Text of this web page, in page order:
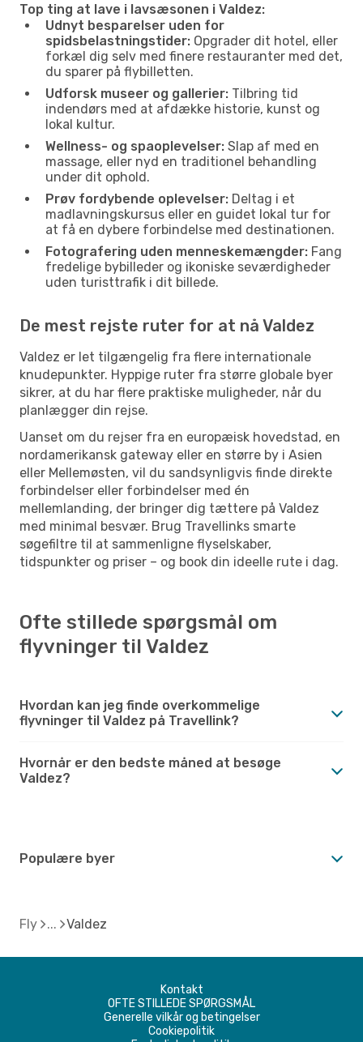
Top ting at lave i lavsæsonen i Valdez:
Udnyt besparelser uden for
spidsbelastningstider: Opgrader dit hotel, eller
forkæl dig selv med finere restauranter med det,
du sparer på flybilletten.
Udforsk museer og gallerier: Tilbring tid
indendørs med at afdække historie, kunst og
lokal kultur.
Wellness- og spaoplevelser: Slap af med en
massage, eller nyd en traditionel behandling
under dit ophold.
Prøv fordybende oplevelser: Deltag i et
madlavningskursus eller en guidet lokal tur for
at få en dybere forbindelse med destinationen.
Fotografering uden menneskemængder: Fang
fredelige bybilleder og ikoniske seværdigheder
uden turisttrafik i dit billede.
De mest rejste ruter for at nå Valdez
Valdez er let tilgængelig fra flere internationale
knudepunkter. Hyppige ruter fra større globale byer
sikrer, at du har flere praktiske muligheder, når du
planlægger din rejse.
Uanset om du rejser fra en europæisk hovedstad, en
nordamerikansk gateway eller en større by i Asien
eller Mellemøsten, vil du sandsynligvis finde direkte
forbindelser eller forbindelser med én
mellemlanding, der bringer dig tættere på Valdez
med minimal besvær. Brug Travellinks smarte
søgefiltre til at sammenligne flyselskaber,
tidspunkter og priser – og book din ideelle rute i dag.
Ofte stillede spørgsmål om
flyvninger til Valdez
Hvordan kan jeg finde overkommelige
flyvninger til Valdez på Travellink?
Hvornår er den bedste måned at besøge
Valdez?
Populære byer
Fly Valdez
Kontakt
OFTE STILLEDE SPØRGSMÅL
Generelle vilkår og betingelser
Cookiepolitik